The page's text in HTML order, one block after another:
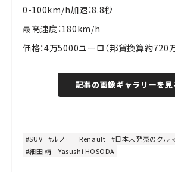
0-100km/h加速：8.8秒
最高速度：180km/h
価格：4万5000ユーロ（邦貨換算約720
記事の画像ギャラリーを見
SUV ルノー｜Renault
日本未発売のクル
細田 靖｜Yasushi HOSODA